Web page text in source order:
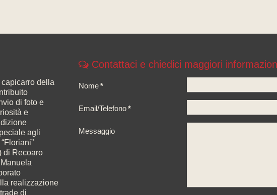
della
di foto e
e
agli
di Recoaro
realizzazione
di
Contattaci e chiedici maggiori
Nome*
Email/Telefono*
Messaggio